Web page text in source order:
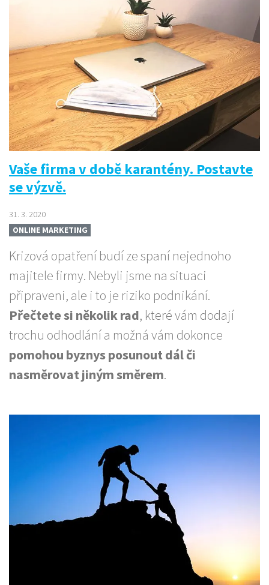
Vaše firma v době karantény. Postavte
se výzvě.
31. 3. 2020
ONLINE MARKETING
Krizová opatření budí ze spaní nejednoho
majitele firmy. Nebyli jsme na situaci
připraveni, ale i to je riziko podnikání.
Přečtete si několik rad, které vám dodají
trochu odhodlání a možná vám dokonce
pomohou byznys posunout dál či
nasměrovat jiným směrem.